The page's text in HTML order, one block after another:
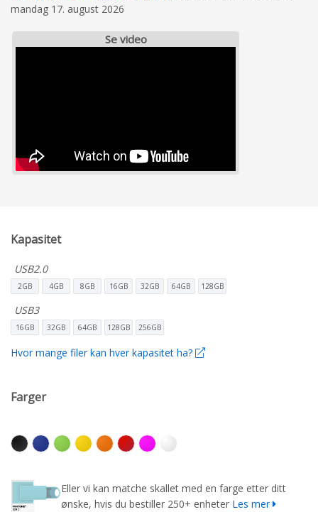
mandag 17. august 2026
Se video
Kapasitet
USB2.0
2GB 4GB 8GB 16GB 32GB 64GB 128GB
USB3
16GB 32GB 64GB 128GB 256GB
Hvor mange filer kan hver kapasitet ha?
Farger
Eller vi kan matche skallet med en farge etter ditt
ønske, hvis du bestiller 250+ enheter Les mer